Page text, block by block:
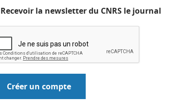
Recevoir la newsletter du CNRS le journal